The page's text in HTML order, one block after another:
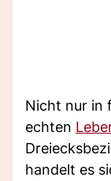
Nicht nur in
echten
handelt es